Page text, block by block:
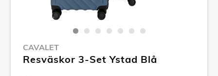
CAVALET
Resväskor 3-Set Ystad Blå